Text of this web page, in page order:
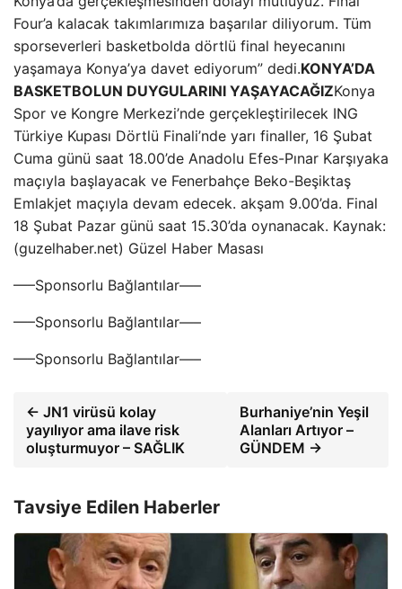
Four’a kalacak takımlarımıza başarılar diliyorum. Tüm
sporseverleri basketbolda dörtlü final heyecanını
yaşamaya Konya’ya davet ediyorum” dedi.KONYA’DA
BASKETBOLUN DUYGULARINI YAŞAYACAĞIZKonya
Spor ve Kongre Merkezi’nde gerçekleştirilecek ING
Türkiye Kupası Dörtlü Finali’nde yarı finaller, 16 Şubat
Cuma günü saat 18.00’de Anadolu Efes-Pınar Karşıyaka
maçıyla başlayacak ve Fenerbahçe Beko-Beşiktaş
Emlakjet maçıyla devam edecek. akşam 9.00’da. Final
18 Şubat Pazar günü saat 15.30’da oynanacak. Kaynak:
(guzelhaber.net) Güzel Haber Masası
—–Sponsorlu Bağlantılar—–
—–Sponsorlu Bağlantılar—–
—–Sponsorlu Bağlantılar—–
← JN1 virüsü kolay
yayılıyor ama ilave risk
oluşturmuyor – SAĞLIK
Burhaniye’nin Yeşil
Alanları Artıyor –
GÜNDEM →
Tavsiye Edilen Haberler